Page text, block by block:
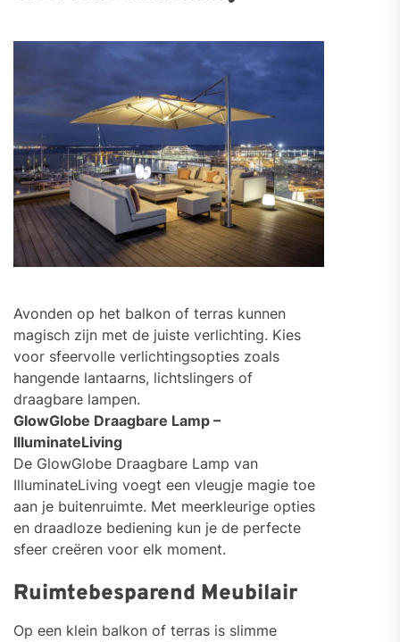
Avonden op het balkon of terras kunnen
magisch zijn met de juiste verlichting. Kies
voor sfeervolle verlichtingsopties zoals
hangende lantaarns, lichtslingers of
draagbare lampen.
GlowGlobe Draagbare Lamp –
IlluminateLiving
De GlowGlobe Draagbare Lamp van
IlluminateLiving voegt een vleugje magie toe
aan je buitenruimte. Met meerkleurige opties
en draadloze bediening kun je de perfecte
sfeer creëren voor elk moment.
Ruimtebesparend Meubilair
Op een klein balkon of terras is slimme